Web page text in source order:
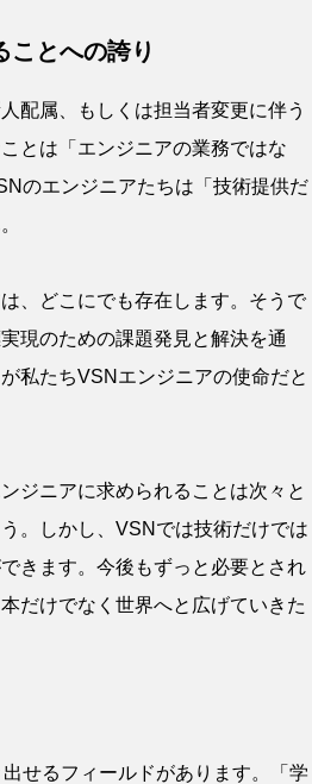
ことへの誇り
配属、もしくは担当者変更に伴う
とは「エンジニアの業務ではな
のエンジニアたちは「技術提供だ
、どこにでも存在します。そうで
現のための課題発見と解決を通
私たちVSNエンジニアの使命だと
ジニアに求められることは次々と
。しかし、VSNでは技術だけでは
きます。今後もずっと必要とされ
だけでなく世界へと広げていきた
せるフィールドがあります。「学